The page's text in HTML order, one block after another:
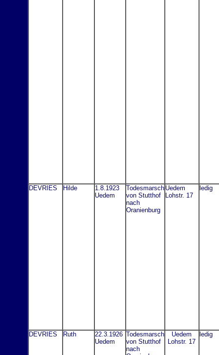
DEVRIES Hilde
1.8.1923
Uedem
Todesmarsch
von Stutthof
nach
Oranienburg
Uedem
Lohstr. 17
ledig
DEVRIES Ruth
22.3.1926
Uedem
Todesmarsch
von Stutthof
nach
Uedem
Lohstr. 17
ledig